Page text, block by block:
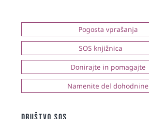
Pogosta vprašanja
SOS knjižnica
Donirajte in pomagajte
Namenite del dohodnine